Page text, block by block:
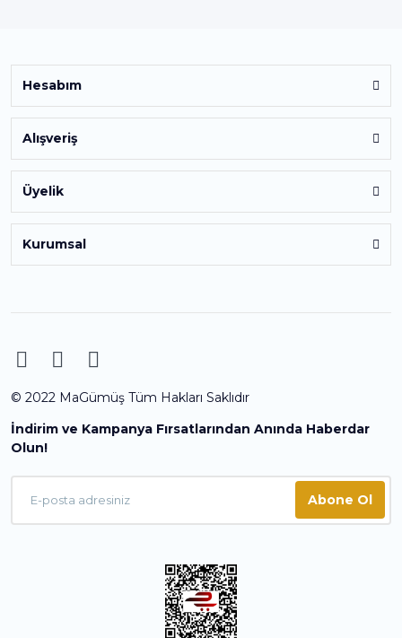
Hesabım
Alışveriş
Üyelik
Kurumsal
© 2022 MaGümüş Tüm Hakları Saklıdır
İndirim ve Kampanya Fırsatlarından Anında Haberdar
Olun!
Abone Ol